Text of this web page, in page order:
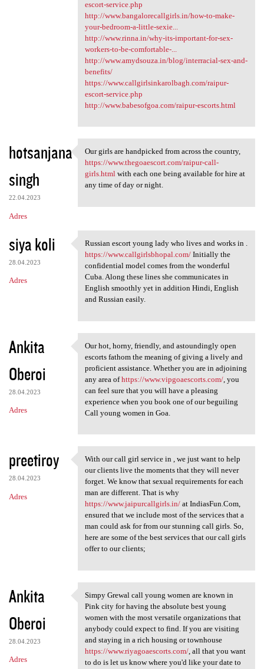
escort-service.php
http://www.bangalorecallgirls.in/how-to-make-
your-bedroom-a-little-sexie...
http://www.rinna.in/why-its-important-for-sex-
workers-to-be-comfortable-...
http://www.amydsouza.in/blog/interracial-sex-and-
benefits/
https://www.callgirlsinkarolbagh.com/raipur-
escort-service.php
http://www.babesofgoa.com/raipur-escorts.html
hotsanjana
singh
22.04.2023
Adres
Our girls are handpicked from
Our girls are handpicked from across the country,
https://www.thegoaescort.com/raipur-call-
girls.htmlwith each one being available for hire at
any time of day or night.
siya koli
28.04.2023
Adres
Russian escort young lady who
Russian escort young lady who lives and works in .
https://www.callgirlsbhopal.com/Initially the
confidential model comes from the wonderful
Cuba. Along these lines she communicates in
English smoothly yet in addition Hindi, English
and Russian easily.
Ankita
Oberoi
28.04.2023
Adres
Our hot, horny, friendly, and
Our hot, horny, friendly, and astoundingly open
escorts fathom the meaning of giving a lively and
proficient assistance. Whether you are in adjoining
any area ofhttps://www.vipgoaescorts.com/, you
can feel sure that you will have a pleasing
experience when you book one of our beguiling
Call young women in Goa.
preetiroy
28.04.2023
Adres
With our call girl service in
With our call girl service in , we just want to help
our clients live the moments that they will never
forget. We know that sexual requirements for each
man are different. That is why
https://www.jaipurcallgirls.in/at IndiasFun.Com,
ensured that we include most of the services that a
man could ask for from our stunning call girls. So,
here are some of the best services that our call girls
offer to our clients;
Ankita
Oberoi
28.04.2023
Adres
Simpy Grewal call young women
Simpy Grewal call young women are known in
Pink city for having the absolute best young
women with the most versatile organizations that
anybody could expect to find. If you are visiting
and staying in a rich housing or townhouse
https://www.riyagoaescorts.com/, all that you want
to do is let us know where you'd like your date to